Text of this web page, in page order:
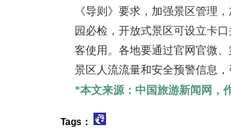
《导则》要求，加强景区管理
园必检，开放式景区可设立卡
客使用。各地要通过官网官微
景区人流流量和安全预警信息
*本文来源： 中国旅游新闻网，
Tags：